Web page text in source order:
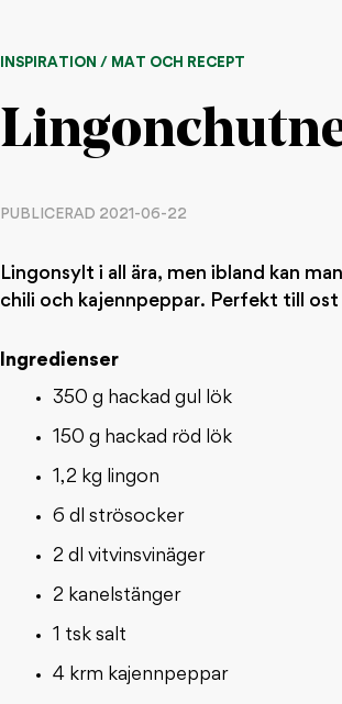
INSPIRATION / MAT OCH RECEPT
PUBLICERAD 2021-06-22
Lingonsylt i all ära, men ibland kan
chili och kajennpeppar. Perfekt till ost
Ingredienser
350 g hackad gul lök
150 g hackad röd lök
1,2 kg lingon
6 dl strösocker
2 dl vitvinsvinäger
2 kanelstänger
1 tsk salt
4 krm kajennpeppar